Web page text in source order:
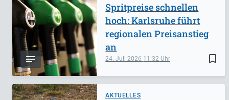
bookmark_border
24. Juli 2026 11:32
Spritpreise schnellen
hoch: Karlsruhe führt
regionalen Preisanstieg
an
AKTUELLES